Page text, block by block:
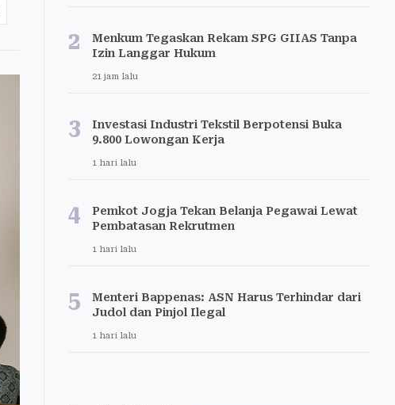
2
Menkum Tegaskan Rekam SPG GIIAS Tanpa
Izin Langgar Hukum
21 jam lalu
3
Investasi Industri Tekstil Berpotensi Buka
9.800 Lowongan Kerja
1 hari lalu
4
Pemkot Jogja Tekan Belanja Pegawai Lewat
Pembatasan Rekrutmen
1 hari lalu
5
Menteri Bappenas: ASN Harus Terhindar dari
Judol dan Pinjol Ilegal
1 hari lalu